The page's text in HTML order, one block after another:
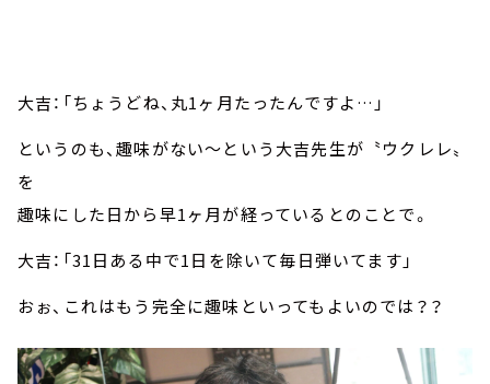
大吉：「ちょうどね、丸1ヶ月たったんですよ…」
というのも、趣味がない～という大吉先生が〝ウクレレ〟
を
趣味にした日から早1ヶ月が経っているとのことで。
大吉：「31日ある中で1日を除いて毎日弾いてます」
おぉ、これはもう完全に趣味といってもよいのでは？？